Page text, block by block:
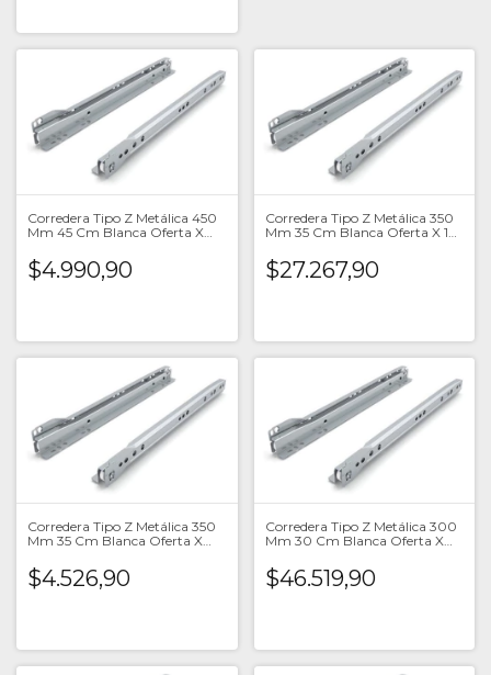
Corredera Tipo Z Metálica 450
Mm 45 Cm Blanca Oferta X
$4.990,90
Corredera Tipo Z Metálica 350
Mm 35 Cm Blanca Oferta X 10
$27.267,90
Corredera Tipo Z Metálica 350
Mm 35 Cm Blanca Oferta X
$4.526,90
Corredera Tipo Z Metálica 300
Mm 30 Cm Blanca Oferta X
$46.519,90